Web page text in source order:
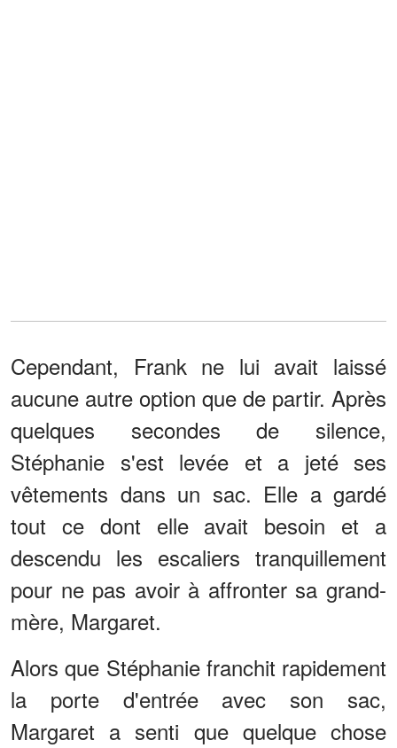
Cependant, Frank ne lui avait laissé
aucune autre option que de partir. Après
quelques secondes de silence,
Stéphanie s'est levée et a jeté ses
vêtements dans un sac. Elle a gardé
tout ce dont elle avait besoin et a
descendu les escaliers tranquillement
pour ne pas avoir à affronter sa grand-
mère, Margaret.
Alors que Stéphanie franchit rapidement
la porte d'entrée avec son sac,
Margaret a senti que quelque chose